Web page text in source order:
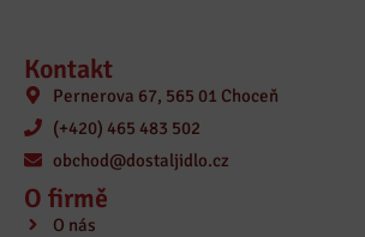
Kontakt
Pernerova 67, 565 01 Choceň
(+420) 465 483 502
obchod@dostaljidlo.cz
O firmě
O nás